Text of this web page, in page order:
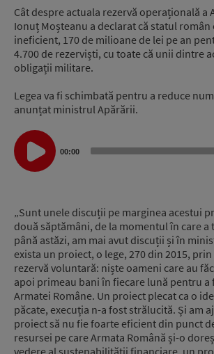
Cât despre actuala rezervă operațională a
Ionuț Moșteanu a declarat că statul român
ineficient, 170 de milioane de lei pe an
4.700 de rezerviști, cu toate că unii dintre
obligații militare.
Legea va fi schimbată pentru a reduce
anunțat ministrul Apărării.
Audio
Player
00:00
„Sunt unele discuții pe marginea acestui
două săptămâni, de la momentul în care a
până astăzi, am mai avut discuții și în
exista un proiect, o lege, 270 din 2015, prin
rezervă voluntară: niște oameni care au
apoi primeau bani în fiecare lună pentru a
Armatei Române. Un proiect plecat ca o
păcate, execuția n-a fost strălucită. Și am
proiect să nu fie foarte eficient din punct
resursei pe care Armata Română și-o